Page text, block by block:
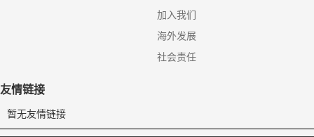
加入我们
海外发展
社会责任
友情链接
暂无友情链接